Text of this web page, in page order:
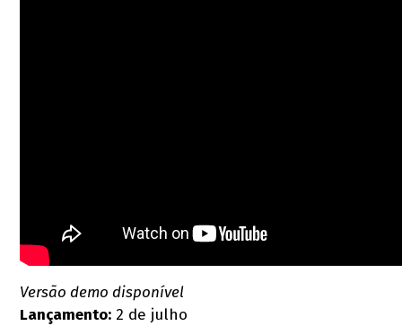
Versão demo disponível
Lançamento: 2 de julho